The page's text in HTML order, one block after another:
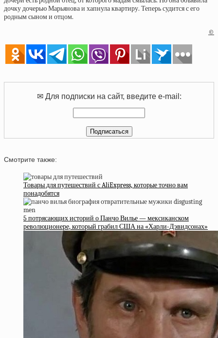
дочку дочерью Марьянова и хапнула квартиру. Теперь судится с его
родным сыном и отцом.
©
✉ Для подписки на сайт, введите e-mail:
Смотрите также:
Товары для путешествий с AliExpress, которые точно вам
понадобятся
5 потрясающих историй о Панчо Вилье — мексиканском
революционере, который грабил США на «Харли-Дэвидсонах»